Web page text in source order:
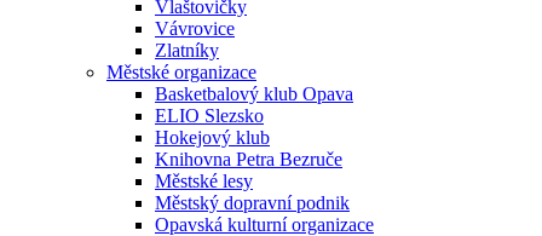
Vlaštovičky
Vávrovice
Zlatníky
Městské organizace
Basketbalový klub Opava
ELIO Slezsko
Hokejový klub
Knihovna Petra Bezruče
Městské lesy
Městský dopravní podnik
Opavská kulturní organizace